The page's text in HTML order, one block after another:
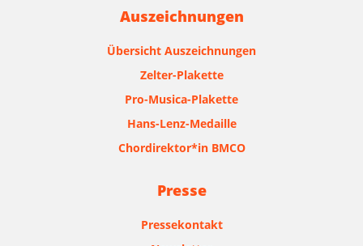
Auszeichnungen
Übersicht Auszeichnungen
Zelter-Plakette
Pro-Musica-Plakette
Hans-Lenz-Medaille
Chordirektor*in BMCO
Presse
Pressekontakt